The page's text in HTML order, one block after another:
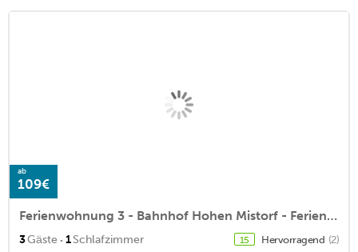
ab
109€
Ferienwohnung 3 - Bahnhof Hohen Mistorf - Ferienwohnungen
3Gäste · 1Schlafzimmer 15 Hervorragend (2)